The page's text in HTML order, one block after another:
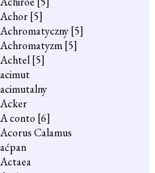
Achor[5]
Achromatyczny[5]
Achromatyzm[5]
Achtel[5]
acimut
acimutalny
Acker
A conto [6]
Acorus Calamus
aćpan
Actaea